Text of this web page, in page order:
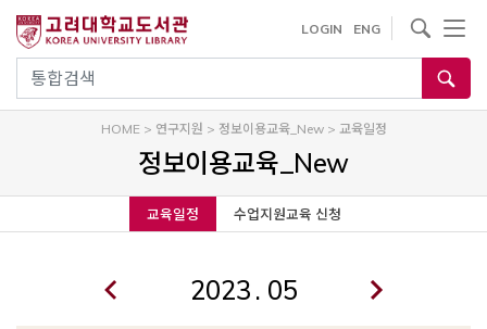
건
기
통합검색
LOGIN ENG
사이트내 검색
HOME> 연구지원 > 정보이용교육_New> 교육일정
정보이용교육_New
교육일정 수업지원교육 신청
.